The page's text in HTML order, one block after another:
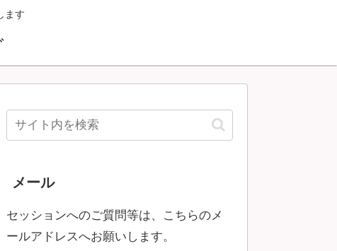
ます
メール
セッションへのご質問等は、こちらのメ
ールアドレスへお願いします。